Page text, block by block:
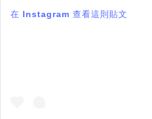
在 Instagram 查看這則貼文